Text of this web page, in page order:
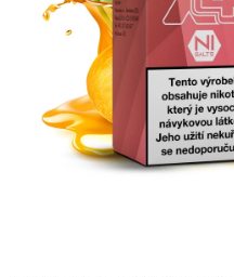
ATOMIZÉRY A CARTRIDGE
BATERIE A NABÍJEČKY